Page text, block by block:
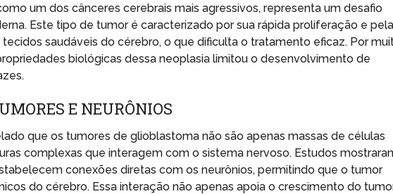
um dos cânceres cerebrais mais agressivos, representa um desafio
Este tipo de tumor é caracterizado por sua rápida proliferação e pela
saudáveis do cérebro, o que dificulta o tratamento eficaz. Por
biológicas dessa neoplasia limitou o desenvolvimento de
E NEURÔNIOS
que os tumores de glioblastoma não são apenas massas de células
complexas que interagem com o sistema nervoso. Estudos
conexões diretas com os neurônios, permitindo que o tumor
do cérebro. Essa interação não apenas apoia o crescimento do